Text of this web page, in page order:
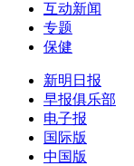
互动新闻
专题
保健
新明日报
早报俱乐部
电子报
国际版
中国版